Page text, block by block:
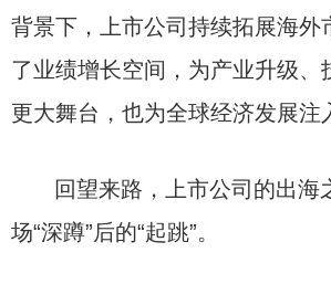
背景下，上市公司持续拓展海外
了业绩增长空间，为产业升级、
更大舞台，也为全球经济发展注
回望来路，上市公司的出海
场“深蹲”后的“起跳”。